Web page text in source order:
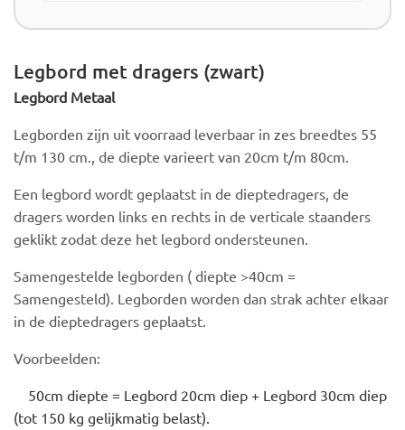
Legbord met dragers (zwart)
Legbord Metaal
Legborden zijn uit voorraad leverbaar in zes breedtes 55
t/m 130 cm., de diepte varieert van 20cm t/m 80cm.
Een legbord wordt geplaatst in de dieptedragers, de
dragers worden links en rechts in de verticale staanders
geklikt zodat deze het legbord ondersteunen.
Samengestelde legborden ( diepte >40cm =
Samengesteld). Legborden worden dan strak achter elkaar
in de dieptedragers geplaatst.
Voorbeelden:
50cm diepte = Legbord 20cm diep + Legbord 30cm diep
(tot 150 kg gelijkmatig belast).